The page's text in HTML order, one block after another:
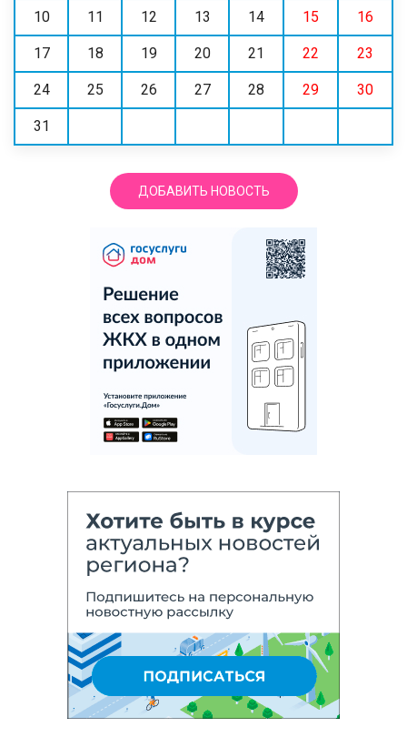
10 11 12 13 14 15 16
17 18 19 20 21 22 23
24 25 26 27 28 29 30
31
ДОБАВИТЬ НОВОСТЬ